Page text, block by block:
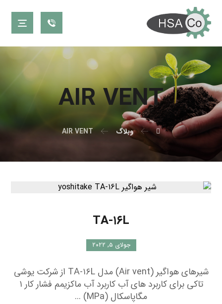
AIR VENT
وبلاگ AIR VENT
TA-۱۶L
جولای ۵, ۲۰۲۲
شیرهای هواگیر (Air vent) مدل TA-۱۶L از شرکت یوشی
تاکی برای کاربرد های آب کاربرد آب ماکزیمم فشار کار ۱
مگاپاسکال (MPa) ...